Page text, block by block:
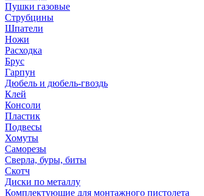
Пушки газовые
Струбцины
Шпатели
Ножи
Расходка
Брус
Гарпун
Дюбель и дюбель-гвоздь
Клей
Консоли
Пластик
Подвесы
Хомуты
Саморезы
Сверла, буры, биты
Скотч
Диски по металлу
Комплектующие для монтажного пистолета